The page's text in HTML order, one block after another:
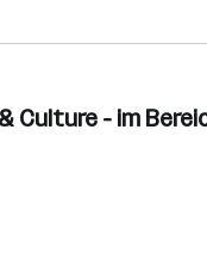
Culture - im